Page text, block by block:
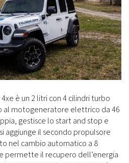
è un 2 litri con 4 cilindri turbo
al motogeneratore elettrico da 46
gestisce lo start and stop e
aggiunge il secondo propulsore
nel cambio automatico a 8
permette il recupero dell’energia